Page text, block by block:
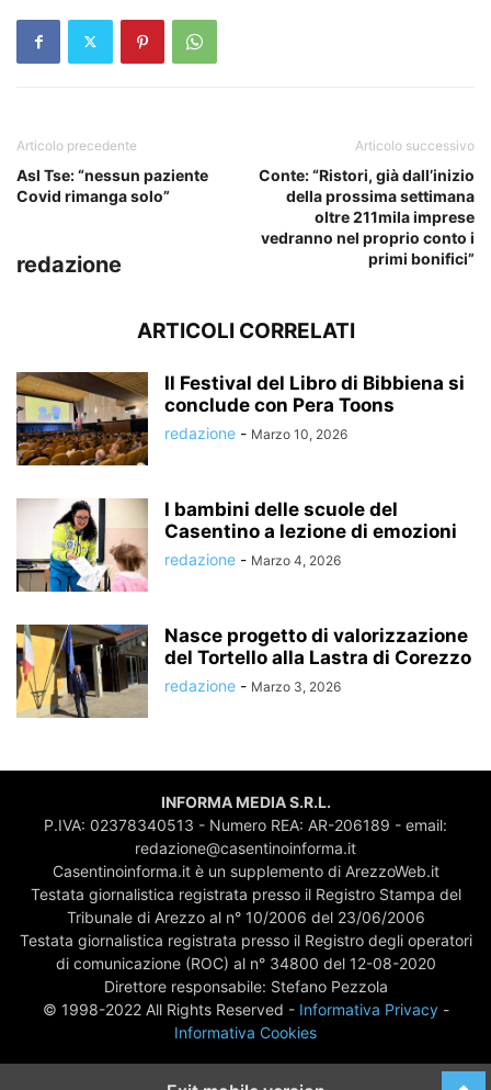
Articolo precedente
Asl Tse: “nessun paziente
Covid rimanga solo”
Articolo successivo
Conte: “Ristori, già dall’inizio
della prossima settimana
oltre 211mila imprese
vedranno nel proprio conto i
primi bonifici”
redazione
ARTICOLI CORRELATI
Il Festival del Libro di Bibbiena si
conclude con Pera Toons
redazione - Marzo 10, 2026
I bambini delle scuole del
Casentino a lezione di emozioni
redazione - Marzo 4, 2026
Nasce progetto di valorizzazione
del Tortello alla Lastra di Corezzo
redazione - Marzo 3, 2026
INFORMA MEDIA S.R.L.
P.IVA: 02378340513 - Numero REA: AR-206189 - email:
redazione@casentinoinforma.it
Casentinoinforma.it è un supplemento di ArezzoWeb.it
Testata giornalistica registrata presso il Registro Stampa del
Tribunale di Arezzo al n° 10/2006 del 23/06/2006
Testata giornalistica registrata presso il Registro degli operatori
di comunicazione (ROC) al n° 34800 del 12-08-2020
Direttore responsabile: Stefano Pezzola
© 1998-2022 All Rights Reserved - Informativa Privacy-
Informativa Cookies